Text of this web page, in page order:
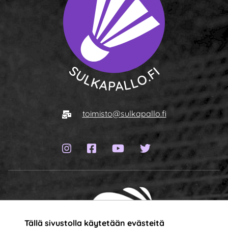
Tällä sivustolla käytetään evästeitä
Sähköposti
toimisto@sulkapallo.fi
Instagram-sivu
Facebook-sivu
YouTube-kanava
Twitter-sivu